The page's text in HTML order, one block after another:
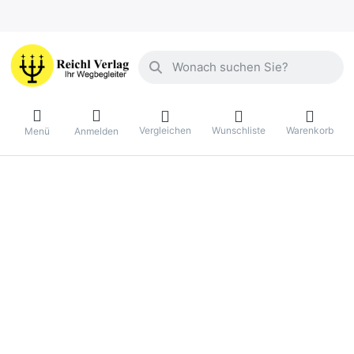
Geben Sie einen Suchbegriff ein.
Menü Anmelden Vergleichen Wunschliste Warenkorb